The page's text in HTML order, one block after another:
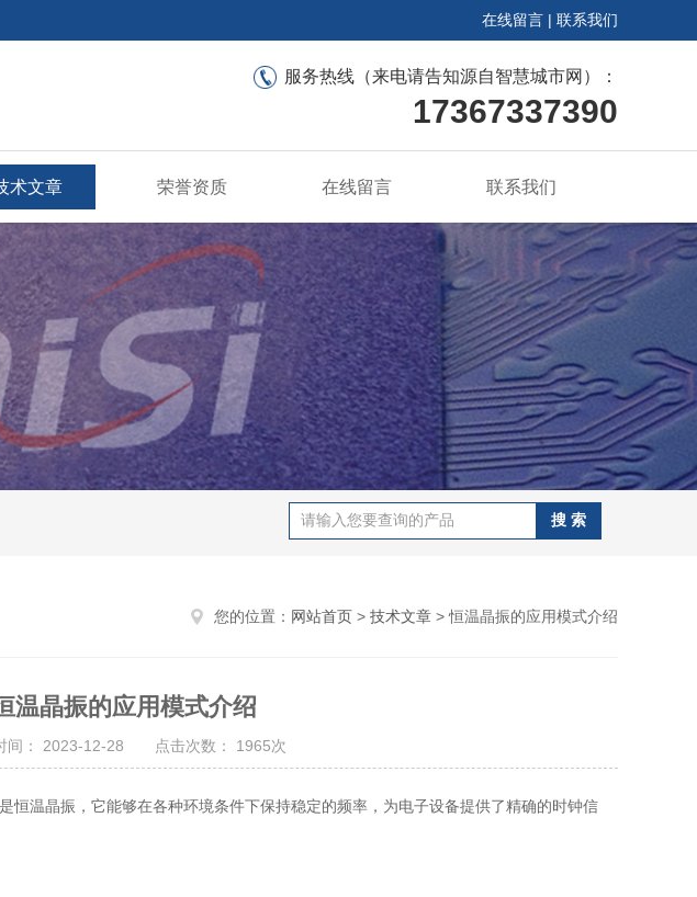
在线留言 | 联系我们
服务热线（来电请告知源自智慧城市网）：
17367337390
术文章 荣誉资质 在线留言 联系我们
您的位置： 网站首页 > 技术文章 > 恒温晶振的应用模式介绍
温晶振的应用模式介绍
间： 2023-12-28 点击次数： 1965次
恒温晶振，它能够在各种环境条件下保持稳定的频率，为电子设备提供了精确的时钟信